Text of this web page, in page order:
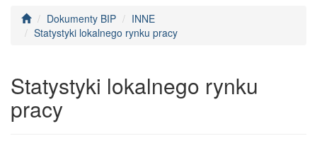
Dokumenty BIP
INNE
Statystyki lokalnego rynku pracy
Statystyki lokalnego rynku
pracy